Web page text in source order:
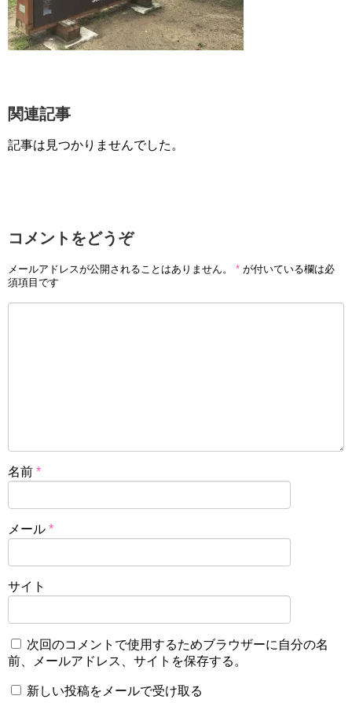
関連記事
記事は見つかりませんでした。
コメントをどうぞ
メールアドレスが公開されることはありません。 * が付いている欄は必
須項目です
名前 *
メール *
サイト
次回のコメントで使用するためブラウザーに自分の名
前、メールアドレス、サイトを保存する。
新しい投稿をメールで受け取る